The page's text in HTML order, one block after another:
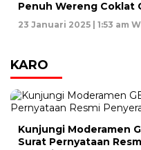
Penuh Wereng Coklat
23 Januari 2025 | 1:53 am
KARO
Kunjungi Moderamen
Surat Pernyataan